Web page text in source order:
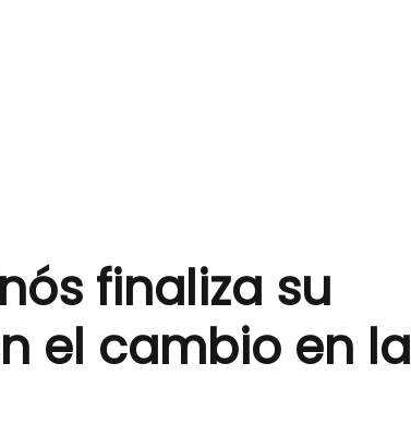
finaliza su
el cambio en la